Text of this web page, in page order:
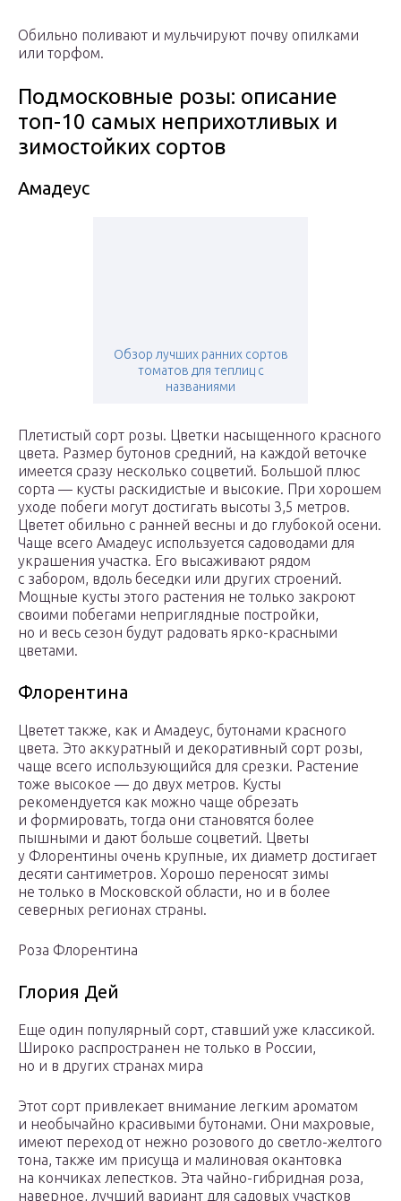
Обильно поливают и мульчируют почву опилками
или торфом.
Подмосковные розы: описание
топ-10 самых неприхотливых и
зимостойких сортов
Амадеус
Обзор лучших ранних сортов
томатов для теплиц с
названиями
Плетистый сорт розы. Цветки насыщенного красного
цвета. Размер бутонов средний, на каждой веточке
имеется сразу несколько соцветий. Большой плюс
сорта — кусты раскидистые и высокие. При хорошем
уходе побеги могут достигать высоты 3,5 метров.
Цветет обильно с ранней весны и до глубокой осени.
Чаще всего Амадеус используется садоводами для
украшения участка. Его высаживают рядом
с забором, вдоль беседки или других строений.
Мощные кусты этого растения не только закроют
своими побегами неприглядные постройки,
но и весь сезон будут радовать ярко-красными
цветами.
Флорентина
Цветет также, как и Амадеус, бутонами красного
цвета. Это аккуратный и декоративный сорт розы,
чаще всего использующийся для срезки. Растение
тоже высокое — до двух метров. Кусты
рекомендуется как можно чаще обрезать
и формировать, тогда они становятся более
пышными и дают больше соцветий. Цветы
у Флорентины очень крупные, их диаметр достигает
десяти сантиметров. Хорошо переносят зимы
не только в Московской области, но и в более
северных регионах страны.
Роза Флорентина
Глория Дей
Еще один популярный сорт, ставший уже классикой.
Широко распространен не только в России,
но и в других странах мира
Этот сорт привлекает внимание легким ароматом
и необычайно красивыми бутонами. Они махровые,
имеют переход от нежно розового до светло-желтого
тона, также им присуща и малиновая окантовка
на кончиках лепестков. Эта чайно-гибридная роза,
наверное, лучший вариант для садовых участков